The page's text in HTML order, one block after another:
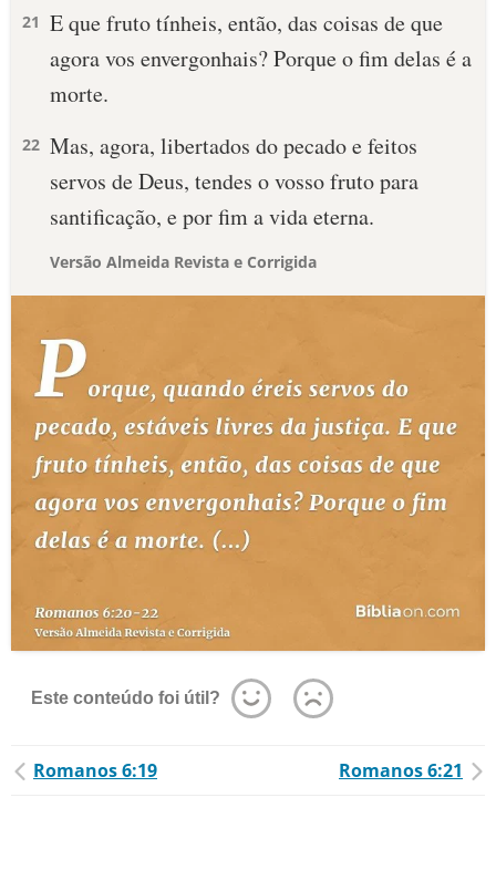
21 E que fruto tínheis, então, das coisas de que
agora vos envergonhais? Porque o fim delas é a
morte.
22 Mas, agora, libertados do pecado e feitos
servos de Deus, tendes o vosso fruto para
santificação, e por fim a vida eterna.
Versão Almeida Revista e Corrigida
Este conteúdo foi útil?
Romanos 6:19 Romanos 6:21